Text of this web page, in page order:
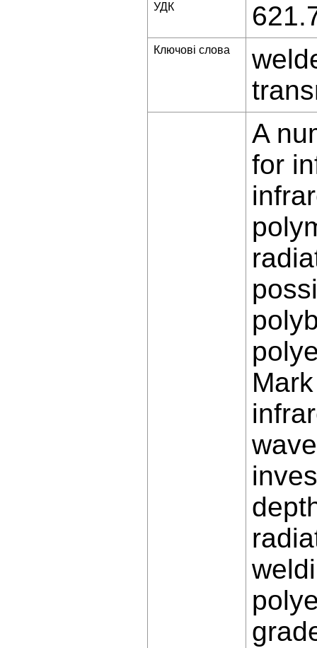
УДК
Ключові слова
A
for